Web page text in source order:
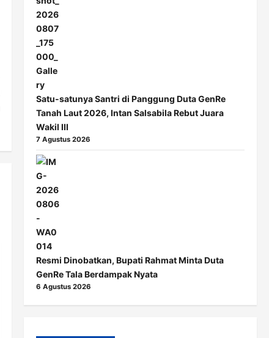
Satu-satunya Santri di Panggung Duta GenRe
Tanah Laut 2026, Intan Salsabila Rebut Juara
Wakil III
7 Agustus 2026
Resmi Dinobatkan, Bupati Rahmat Minta Duta
GenRe Tala Berdampak Nyata
6 Agustus 2026